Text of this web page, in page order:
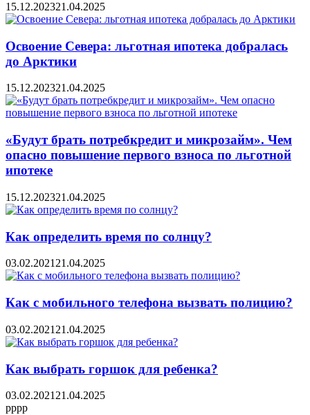
15.12.202321.04.2025
Освоение Севера: льготная ипотека добралась
до Арктики
15.12.202321.04.2025
«Будут брать потребкредит и микрозайм». Чем
опасно повышение первого взноса по льготной
ипотеке
15.12.202321.04.2025
Как определить время по солнцу?
03.02.2021 21.04.2025
Как с мобильного телефона вызвать полицию?
03.02.2021 21.04.2025
Как выбрать горшок для ребенка?
03.02.2021 21.04.2025
pppp